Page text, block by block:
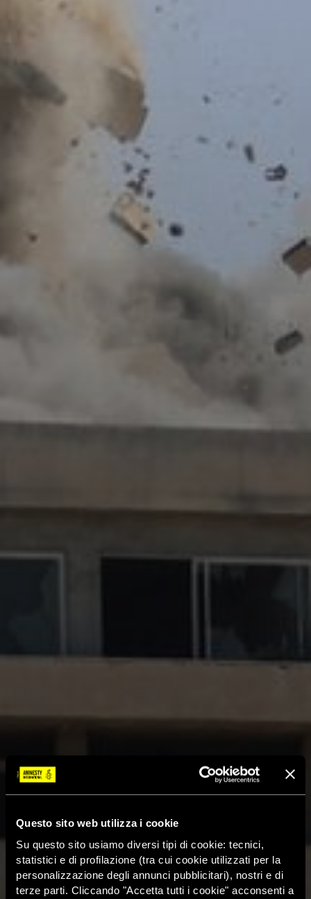
Questo sito web utilizza i cookie
Su questo sito usiamo diversi tipi di cookie: tecnici,
statistici e di profilazione (tra cui cookie utilizzati per la
personalizzazione degli annunci pubblicitari), nostri e di
terze parti. Cliccando "Accetta tutti i cookie" acconsenti a